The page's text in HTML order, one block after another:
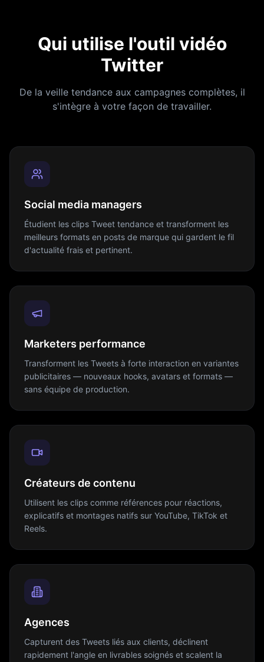
Qui utilise l'outil vidéo
Twitter
De la veille tendance aux campagnes complètes, il
s'intègre à votre façon de travailler.
Social media managers
Étudient les clips Tweet tendance et transforment les
meilleurs formats en posts de marque qui gardent le fil
d'actualité frais et pertinent.
Marketers performance
Transforment les Tweets à forte interaction en variantes
publicitaires — nouveaux hooks, avatars et formats —
sans équipe de production.
Créateurs de contenu
Utilisent les clips comme références pour réactions,
explicatifs et montages natifs sur YouTube, TikTok et
Reels.
Agences
Capturent des Tweets liés aux clients, déclinent
rapidement l'angle en livrables soignés et scalent la